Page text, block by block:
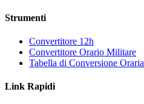
Strumenti
Convertitore 12h
Convertitore Orario Militare
Tabella di Conversione Oraria
Link Rapidi